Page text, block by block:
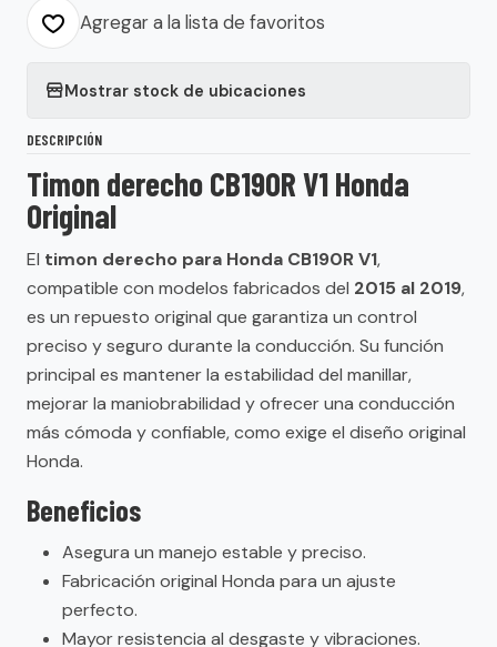
Agregar a la lista de favoritos
Mostrar stock de ubicaciones
DESCRIPCIÓN
Timon derecho CB190R V1 Honda
Original
El timon derecho para Honda CB190R V1,
compatible con modelos fabricados del 2015 al 2019,
es un repuesto original que garantiza un control
preciso y seguro durante la conducción. Su función
principal es mantener la estabilidad del manillar,
mejorar la maniobrabilidad y ofrecer una conducción
más cómoda y confiable, como exige el diseño original
Honda.
Beneficios
Asegura un manejo estable y preciso.
Fabricación original Honda para un ajuste
perfecto.
Mayor resistencia al desgaste y vibraciones.